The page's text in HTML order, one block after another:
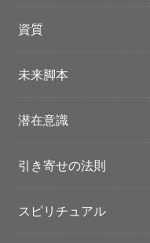
資質
未来脚本
潜在意識
引き寄せの法則
スピリチュアル